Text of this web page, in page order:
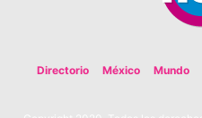
Directorio México Mundo